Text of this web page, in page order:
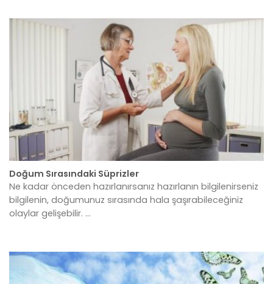
Doğum Sırasındaki Süprizler
Ne kadar önceden hazırlanırsanız hazırlanın bilgilenirseniz
bilgilenin, doğumunuz sırasında hala şaşırabileceğiniz
olaylar gelişebilir. ...